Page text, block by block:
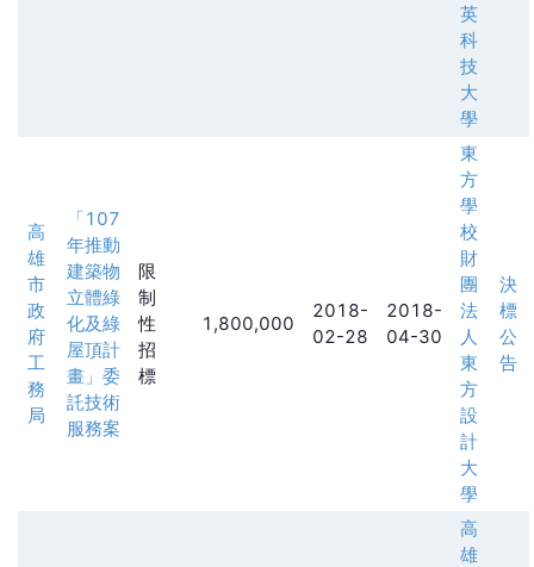
英
科
技
大
學
高
雄
市
政
府
工
務
局
「107
年推動
建築物
立體綠
化及綠
屋頂計
畫」委
託技術
服務案
限
制
性
招
標
1,800,000
2018-
02-28
2018-
04-30
東
方
學
校
財
團
法
人
東
方
設
計
大
學
決
標
公
告
高
雄